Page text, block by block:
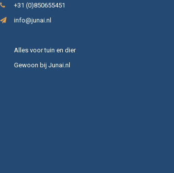
+31 (0)850655451
info@junai.nl
Alles voor tuin en dier
Gewoon bij Junai.nl